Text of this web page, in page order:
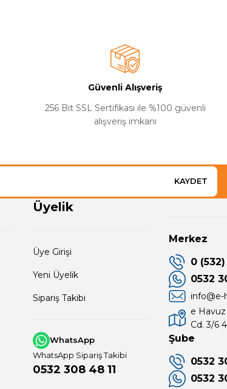
Güvenli Alışveriş
256 Bit SSL Sertifikası ile %100 güvenli
alışveriş imkanı
KAYDET
Üyelik
Üye Girişi
Yeni Üyelik
Sipariş Takibi
WhatsApp
WhatsApp Sipariş Takibi
0532 308 48 11
Merkez
0
0532
e
Cd. 3/6
Şube
0532
0532